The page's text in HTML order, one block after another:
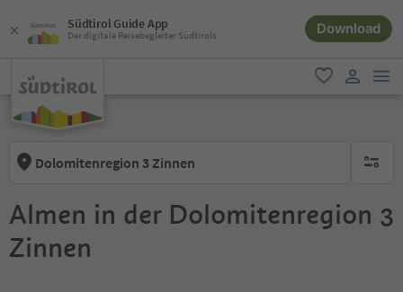
Südtirol Guide App
Der digitale Reisebegleiter Südtirols Download
favorit
Dolomitenregion 3 Zinnen keine
Almen in der Dolomitenregion 3
Zinnen